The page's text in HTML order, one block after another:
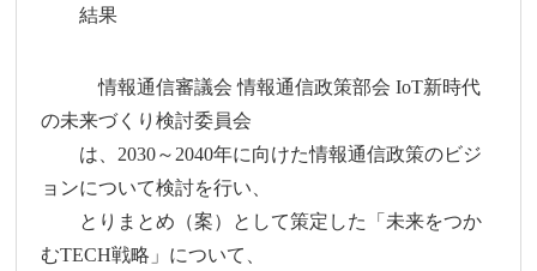
結果
情報通信審議会 情報通信政策部会 IoT新時代
の未来づくり検討委員会
は、2030～2040年に向けた情報通信政策のビジ
ョンについて検討を行い、
とりまとめ（案）として策定した「未来をつか
むTECH戦略」について、